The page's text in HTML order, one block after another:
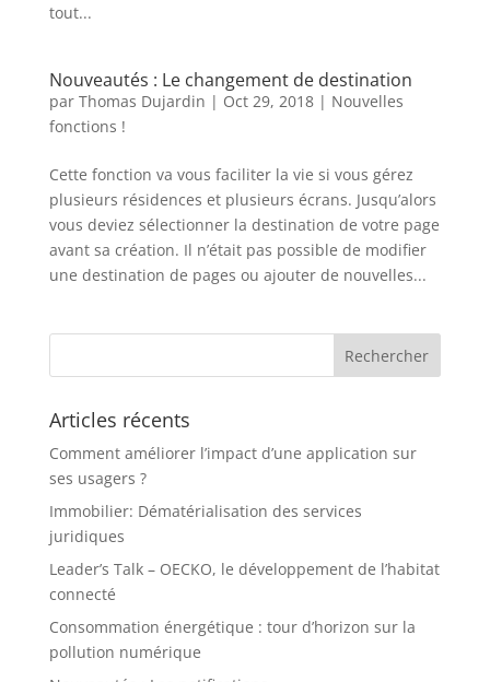
tout...
Nouveautés : Le changement de destination
par Thomas Dujardin | Oct 29, 2018| Nouvelles
fonctions !
Cette fonction va vous faciliter la vie si vous gérez
plusieurs résidences et plusieurs écrans. Jusqu’alors
vous deviez sélectionner la destination de votre page
avant sa création. Il n’était pas possible de modifier
une destination de pages ou ajouter de nouvelles...
Articles récents
Comment améliorer l’impact d’une application sur
ses usagers ?
Immobilier: Dématérialisation des services
juridiques
Leader’s Talk – OECKO, le développement de l’habitat
connecté
Consommation énergétique : tour d’horizon sur la
pollution numérique